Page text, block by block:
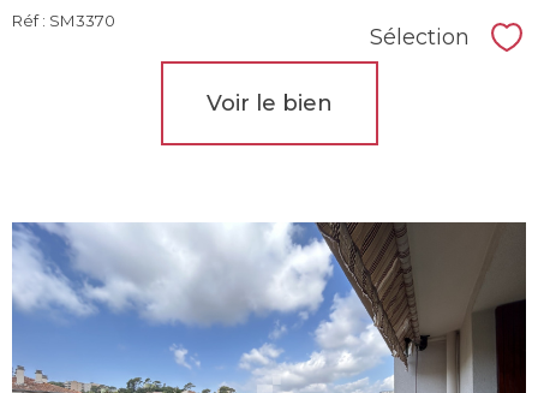
Réf : SM3370
Sélection
Voir le bien